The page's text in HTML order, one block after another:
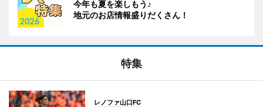
今年も夏を楽しもう♪
地元のお店情報盛りだくさん！
特集
レノファ山口FC